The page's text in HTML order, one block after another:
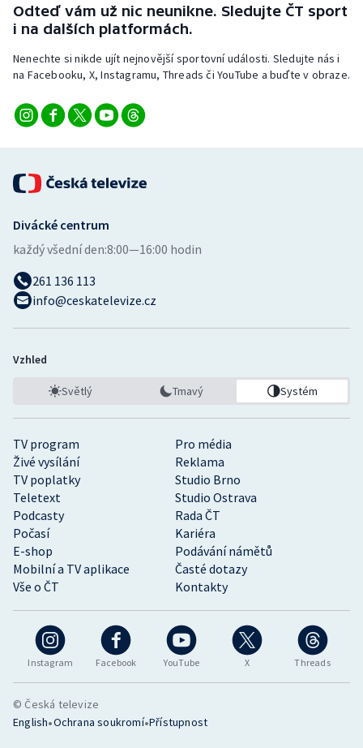
Odteď vám už nic neunikne. Sledujte ČT sport
i na dalších platformách.
Nenechte si nikde ujít nejnovější sportovní události. Sledujte nás i
na Facebooku, X, Instagramu, Threads či YouTube a buďte v obraze.
Instagram Facebook YouTube X Threads
TV program
Pro média
Živé vysílání
Reklama
TV poplatky
Studio Brno
Teletext
Studio Ostrava
Podcasty
Rada ČT
Počasí
Kariéra
E-shop
Podávání námětů
Mobilní a TV aplikace
Časté dotazy
Vše o ČT
Kontakty
Divácké centrum
každý všední den:8:00—16:00 hodin
261 136 113
info@ceskatelevize.cz
Vzhled
Světlý Tmavý Systém
© Česká televize
English•Ochrana soukromí•Přístupnost